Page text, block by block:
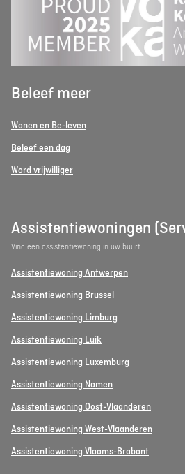
Beleef meer
Wonen en Be-leven
Beleef een dag
Word vrijwilliger
Assistentiewoningen
Vind een assistentiewoning in uw buurt
Assistentiewoning Antwerpen
Assistentiewoning Brussel
Assistentiewoning Limburg
Assistentiewoning Luik
Assistentiewoning Luxemburg
Assistentiewoning Namen
Assistentiewoning Oost-Vlaanderen
Assistentiewoning West-Vlaanderen
Assistentiewoning Vlaams-Brabant